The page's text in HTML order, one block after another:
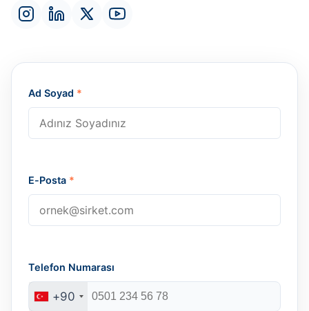
Ad Soyad *
E-Posta *
Telefon Numarası
+90